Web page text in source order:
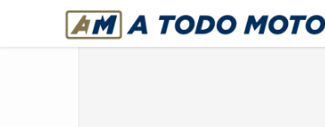
A Todo Motor· Revista del motor